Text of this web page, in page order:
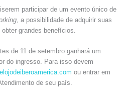
participar de um evento único de
, a possibilidade de adquirir suas
grandes benefícios.
de 11 de setembro ganhará um
do ingresso. Para isso devem
ou entrar em
de seu país.